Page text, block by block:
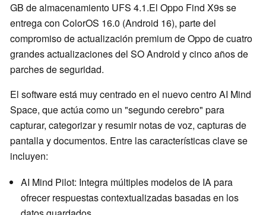
GB de almacenamiento UFS 4.1.El Oppo Find X9s se
entrega con ColorOS 16.0 (Android 16), parte del
compromiso de actualización premium de Oppo de cuatro
grandes actualizaciones del SO Android y cinco años de
parches de seguridad.
El software está muy centrado en el nuevo centro AI Mind
Space, que actúa como un "segundo cerebro" para
capturar, categorizar y resumir notas de voz, capturas de
pantalla y documentos. Entre las características clave se
incluyen:
AI Mind Pilot: Integra múltiples modelos de IA para
ofrecer respuestas contextualizadas basadas en los